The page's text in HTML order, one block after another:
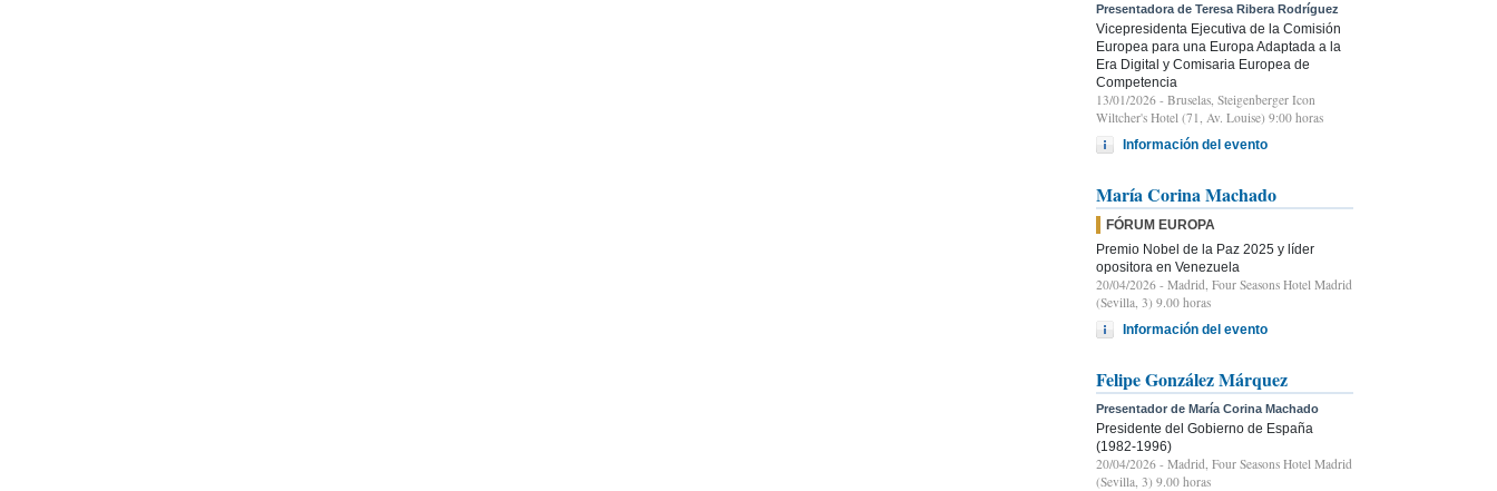
Presentadora de Teresa Ribera Rodríguez
Vicepresidenta Ejecutiva de la Comisión
Europea para una Europa Adaptada a la
Era Digital y Comisaria Europea de
Competencia
13/01/2026 - Bruselas, Steigenberger Icon
Wiltcher's Hotel (71, Av. Louise) 9:00 horas
Información del evento
María Corina Machado
FÓRUM EUROPA
Premio Nobel de la Paz 2025 y líder
opositora en Venezuela
20/04/2026 - Madrid, Four Seasons Hotel Madrid
(Sevilla, 3) 9.00 horas
Información del evento
Felipe González Márquez
Presentador de María Corina Machado
Presidente del Gobierno de España
(1982-1996)
20/04/2026 - Madrid, Four Seasons Hotel Madrid
(Sevilla, 3) 9.00 horas